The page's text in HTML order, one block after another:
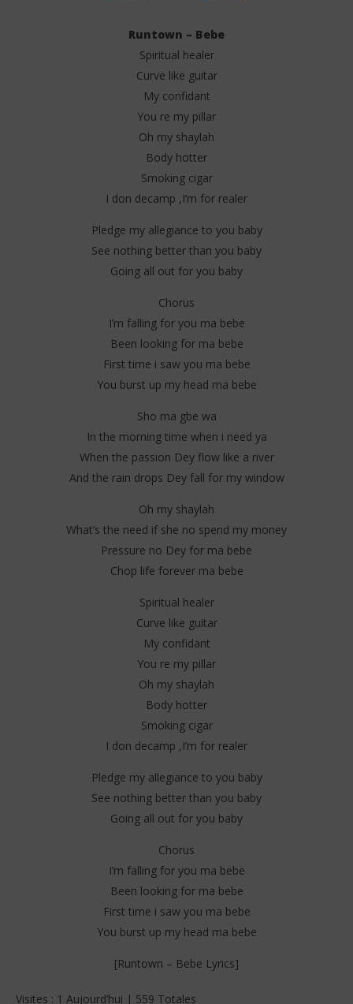
NOW VIEWING
Runtown – Bebe (Lyrics)
Runtown – Bebe
Spiritual healer
Curve like guitar
My confidant
You re my pillar
Oh my shaylah
Body hotter
Smoking cigar
I don decamp ,I’m for realer
Pledge my allegiance to you baby
See nothing better than you baby
Going all out for you baby
Chorus
I’m falling for you ma bebe
Been looking for ma bebe
First time i saw you ma bebe
You burst up my head ma bebe
Sho ma gbe wa
In the morning time when i need ya
When the passion Dey flow like a river
And the rain drops Dey fall for my window
Oh my shaylah
What’s the need if she no spend my money
Pressure no Dey for ma bebe
Chop life forever ma bebe
Spiritual healer
Curve like guitar
My confidant
You re my pillar
Oh my shaylah
Body hotter
Smoking cigar
I don decamp ,I’m for realer
Pledge my allegiance to you baby
See nothing better than you baby
Going all out for you baby
Chorus
I’m falling for you ma bebe
Been looking for ma bebe
First time i saw you ma bebe
You burst up my head ma bebe
[Runtown – Bebe Lyrics]
Visites : 1 Aujourd’hui | 559 Totales